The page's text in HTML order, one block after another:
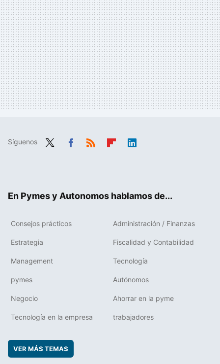
Síguenos
En Pymes y Autonomos hablamos de...
Consejos prácticos Administración / Finanzas
Estrategia Fiscalidad y Contabilidad
Management Tecnología
pymes Autónomos
Negocio Ahorrar en la pyme
Tecnología en la empresa trabajadores
VER MÁS TEMAS